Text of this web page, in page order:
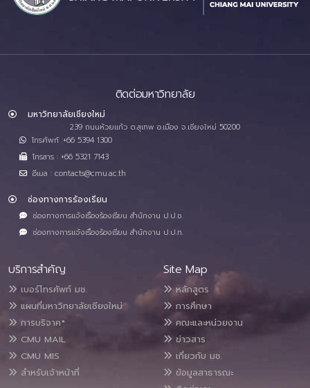
ติดต่อมหาวิทยาลัย
มหาวิทยาลัยเชียงใหม่
239 ถนนห้วยแก้ว ต.สุเทพ อ.เมือง จ.เชียงใหม่ 50200
โทรศัพท์ :+66 5394 1300
โทรสาร : +66 5321 7143
อีเมล : contacts@cmu.ac.th
ช่องทางการร้องเรียน
ช่องทางการแจ้งเรื่องร้องเรียน สำนักงาน ป.ป.ช.
ช่องทางการแจ้งเรื่องร้องเรียน สำนักงาน ป.ป.ท.
บริการสำคัญ
เบอร์โทรศัพท์ มช.
แผนที่มหาวิทยาลัยเชียงใหม่
การบริจาค*
CMU MAIL
CMU MIS
สำหรับเจ้าหน้าที่
Site Map
หลักสูตร
การศึกษา
คณะและหน่วยงาน
ข่าวสาร
เกี่ยวกับ มช.
ข้อมูลสาธารณะ